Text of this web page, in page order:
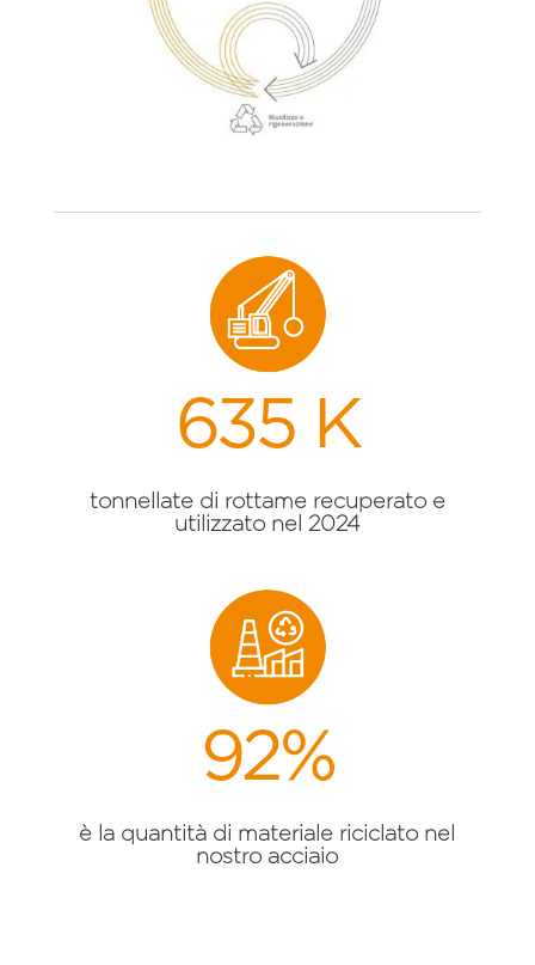
635 K
tonnellate di rottame recuperato e
utilizzato nel 2024
92%
è la quantità di materiale riciclato nel
nostro acciaio